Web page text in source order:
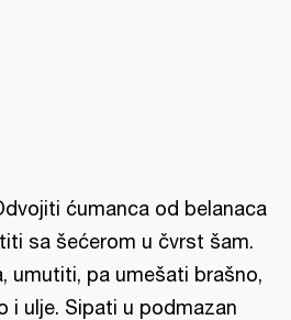
ćumanca od belanaca
sa šećerom u čvrst šam.
umutiti, pa umešati brašno,
i ulje. Sipati u podmazan